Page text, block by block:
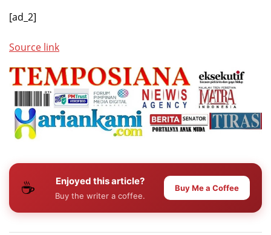
[ad_2]
Source link
☕ Enjoyed this article?
Buy the writer a coffee.
Buy Me a Coffee